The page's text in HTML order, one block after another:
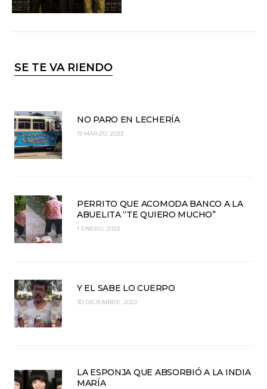
SE TE VA RIENDO
NO PARO EN LECHERÍA
19 MARZO, 2023
PERRITO QUE ACOMODA BANCO A LA
ABUELITA “TE QUIERO MUCHO”
1 ENERO, 2023
Y EL SABE LO CUERPO
30 DICIEMBRE, 2022
LA ESPONJA QUE ABSORBIÓ A LA INDIA
MARÍA